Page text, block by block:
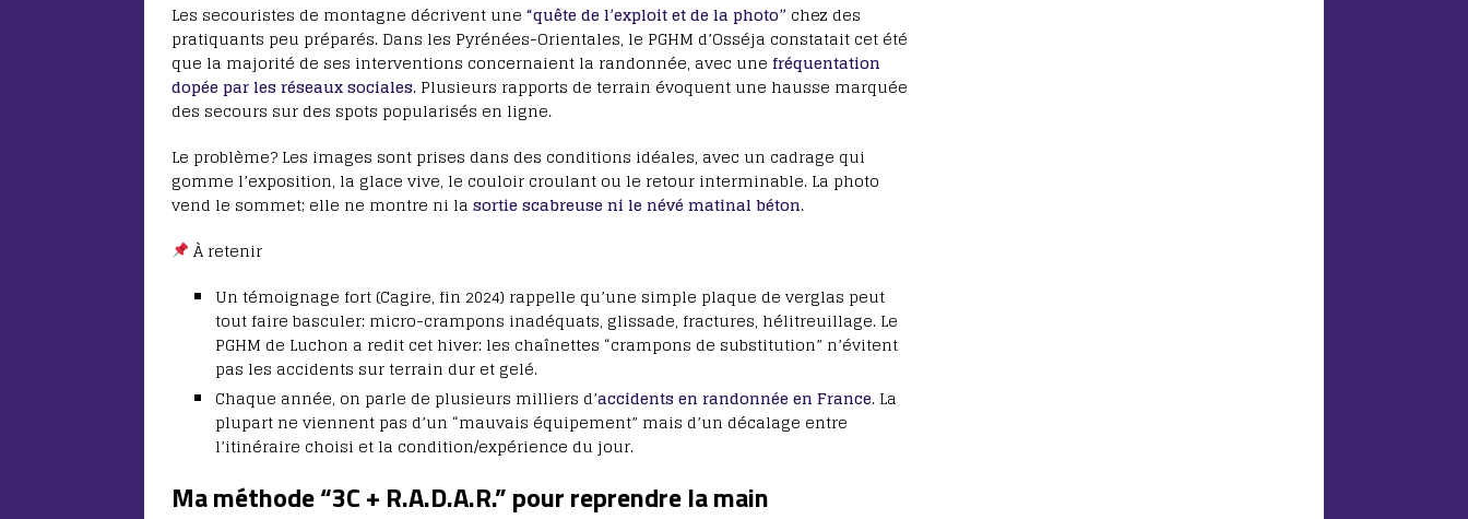
Les secouristes de montagne décrivent une “quête de l’exploit et de la photo” chez des
pratiquants peu préparés. Dans les Pyrénées-Orientales, le PGHM d’Osséja constatait cet été
que la majorité de ses interventions concernaient la randonnée, avec une fréquentation
dopée par les réseaux sociales. Plusieurs rapports de terrain évoquent une hausse marquée
des secours sur des spots popularisés en ligne.
Le problème? Les images sont prises dans des conditions idéales, avec un cadrage qui
gomme l’exposition, la glace vive, le couloir croulant ou le retour interminable. La photo
vend le sommet; elle ne montre ni la sortie scabreuse ni le névé matinal béton.
À retenir
Un témoignage fort (Cagire, fin 2024) rappelle qu’une simple plaque de verglas peut
tout faire basculer: micro-crampons inadéquats, glissade, fractures, hélitreuillage. Le
PGHM de Luchon a redit cet hiver: les chaînettes “crampons de substitution” n’évitent
pas les accidents sur terrain dur et gelé.
Chaque année, on parle de plusieurs milliers d’accidents en randonnée en France. La
plupart ne viennent pas d’un “mauvais équipement” mais d’un décalage entre
l’itinéraire choisi et la condition/expérience du jour.
Ma méthode “3C + R.A.D.A.R.” pour reprendre la main